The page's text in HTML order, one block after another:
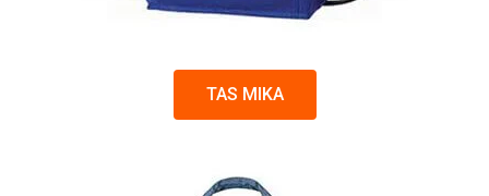
TAS MIKA